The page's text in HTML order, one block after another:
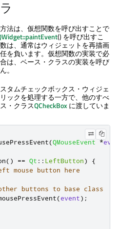
法は、仮想関数を呼び出すことで
() を呼び出すこ
は、通常はウィジェットを再描画
を負います。仮想関数の実装で必
は、ベース・クラスの実装を呼び
。
タムチェックボックス・ウィジェ
ックを処理する一方で、他のすべ
・クラスQCheckBox に渡していま
(QMouseEvent *
() == Qt :: LeftButton)
{
mouse button here
buttons to base class
(event);